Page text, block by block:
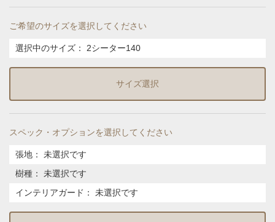
ご希望のサイズを選択してください
選択中のサイズ： 2シーター140
サイズ選択
スペック・オプションを選択してください
張地 ：
未選択です
樹種 ：
未選択です
インテリアガード ： 未選択です